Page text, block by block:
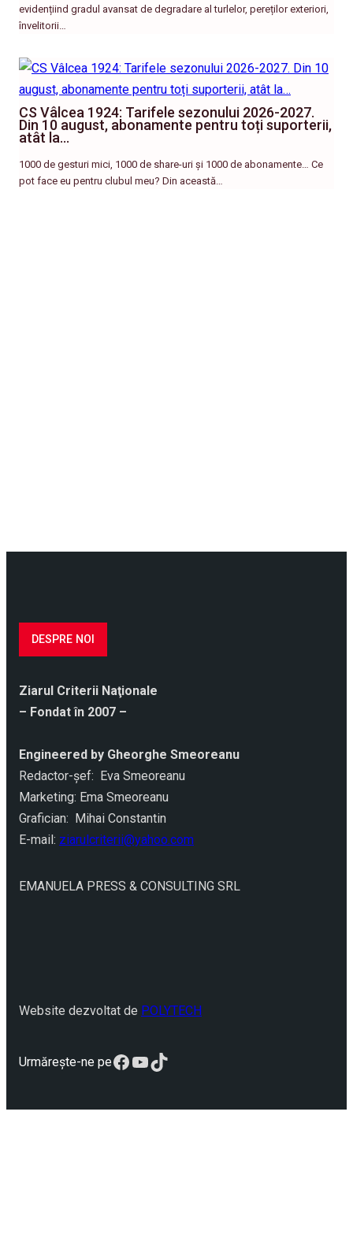
evidențiind gradul avansat de degradare al turlelor, pereților exteriori,
învelitorii…
CS Vâlcea 1924: Tarifele sezonului 2026-2027.
Din 10 august, abonamente pentru toți suporterii,
atât la…
1000 de gesturi mici, 1000 de share-uri și 1000 de abonamente… Ce
pot face eu pentru clubul meu? Din această…
DESPRE NOI
Ziarul Criterii Naţionale
– Fondat în 2007 –
Engineered by Gheorghe Smeoreanu
Redactor-şef: Eva Smeoreanu
Marketing: Ema Smeoreanu
Grafician: Mihai Constantin
E-mail: ziarulcriterii@yahoo.com
EMANUELA PRESS & CONSULTING SRL
Website dezvoltat de POLYTECH
Urmărește-ne peFacebook
YouTube
TikTok